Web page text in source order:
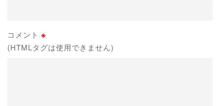
コメント ※
(HTMLタグは使用できません)